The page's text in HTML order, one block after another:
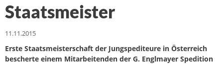
Staatsmeister
11.11.2015
Erste Staatsmeisterschaft der Jungspediteure in Österreich
bescherte einem Mitarbeitenden der G. Englmayer Spedition